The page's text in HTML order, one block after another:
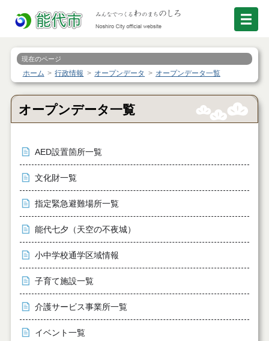
現在のページ
ホーム 行政情報 オープンデータ オープンデータ一覧
オープンデータ一覧
AED設置箇所一覧
文化財一覧
指定緊急避難場所一覧
能代七夕（天空の不夜城）
小中学校通学区域情報
子育て施設一覧
介護サービス事業所一覧
イベント一覧